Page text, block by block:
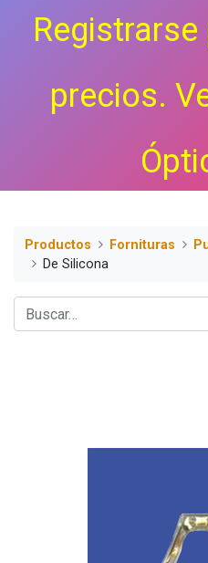
precios.
Productos Fornituras
De Silicona